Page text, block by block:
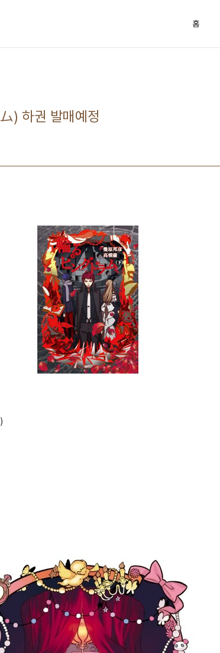
홈
) 하권 발매예정